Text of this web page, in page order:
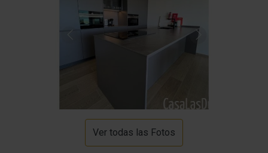
Ver todas las Fotos